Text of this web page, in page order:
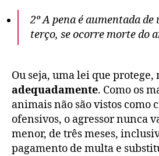
2º A pena é aumentada
terço, se ocorre morte do
Ou seja, uma lei que protege,
adequadamente. Como os
animais não são vistos como
ofensivos, o agressor nunca
menor, de três meses,
pagamento de multa e